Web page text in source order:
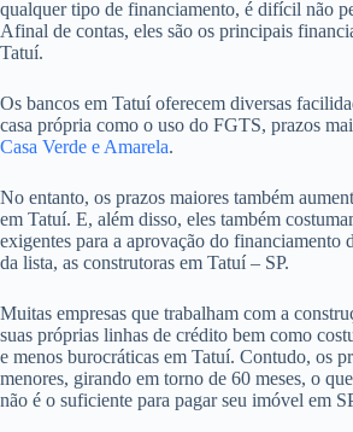
qualquer tipo de financiamento, é difícil não
Afinal de contas, eles são os principais
Tatuí.
Os bancos em Tatuí oferecem diversas
casa própria como o uso do FGTS, prazos
Casa Verde e Amarela.
No entanto, os prazos maiores também
em Tatuí. E, além disso, eles também
exigentes para a aprovação do financiamento
da lista, as construtoras em Tatuí – SP.
Muitas empresas que trabalham com a
suas próprias linhas de crédito bem como
e menos burocráticas em Tatuí. Contudo, os
menores, girando em torno de 60 meses, o
não é o suficiente para pagar seu imóvel em